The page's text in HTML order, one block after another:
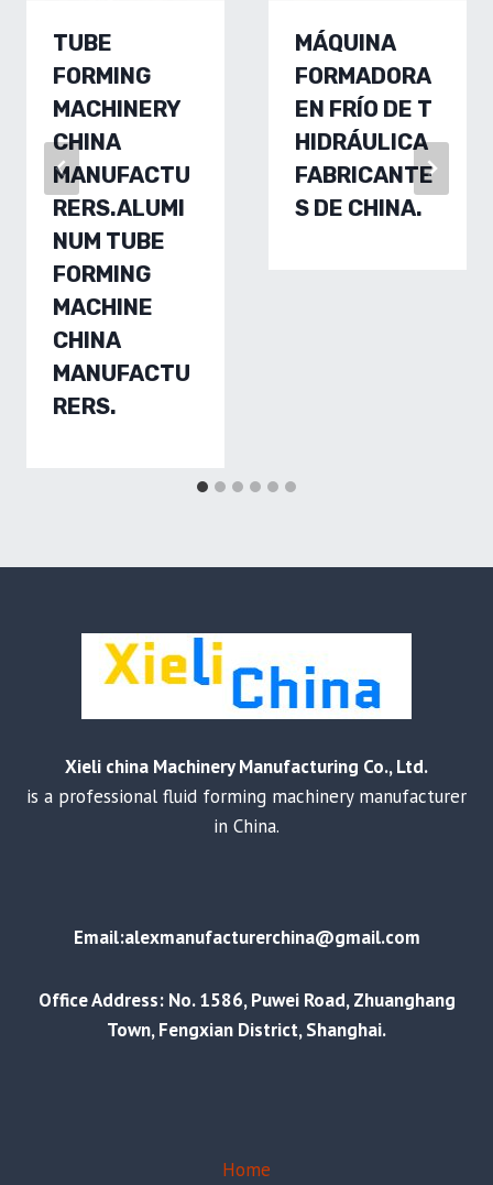
TUBE
FORMING
MACHINERY
CHINA
MANUFACTU
RERS.ALUMI
NUM TUBE
FORMING
MACHINE
CHINA
MANUFACTU
RERS.
MÁQUINA
FORMADORA
EN FRÍO DE T
HIDRÁULICA
FABRICANTE
S DE CHINA.
Xieli china Machinery Manufacturing Co., Ltd.
is a professional fluid forming machinery manufacturer
in China.
Email:alexmanufacturerchina@gmail.com
Office Address: No. 1586, Puwei Road, Zhuanghang
Town, Fengxian District, Shanghai.
Home